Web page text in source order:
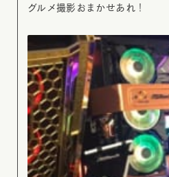
グルメ撮影おまかせあれ！